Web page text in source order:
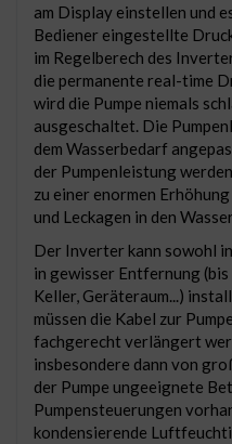
am Display einstellen und
Bediener eingestellte
im Regelberech des
die permanente real-time
wird die Pumpe niemals
ausgeschaltet. Die
dem Wasserbedarf
der Pumpenleistung
zu einer enormen
und Leckagen in den
Der Inverter kann sowohl
in gewisser Entfernung (bis
Keller, Geräteraum...)
müssen die Kabel zur
fachgerecht verlängert
insbesondere dann von
der Pumpe ungeeignete
Pumpensteuerungen
kondensierende